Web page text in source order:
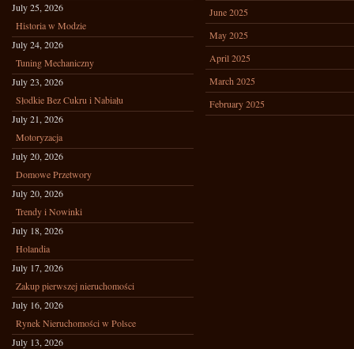
July 25, 2026
Historia w Modzie
July 24, 2026
Tuning Mechaniczny
July 23, 2026
Słodkie Bez Cukru i Nabiału
July 21, 2026
Motoryzacja
July 20, 2026
Domowe Przetwory
July 20, 2026
Trendy i Nowinki
July 18, 2026
Holandia
July 17, 2026
Zakup pierwszej nieruchomości
July 16, 2026
Rynek Nieruchomości w Polsce
July 13, 2026
June 2025
May 2025
April 2025
March 2025
February 2025